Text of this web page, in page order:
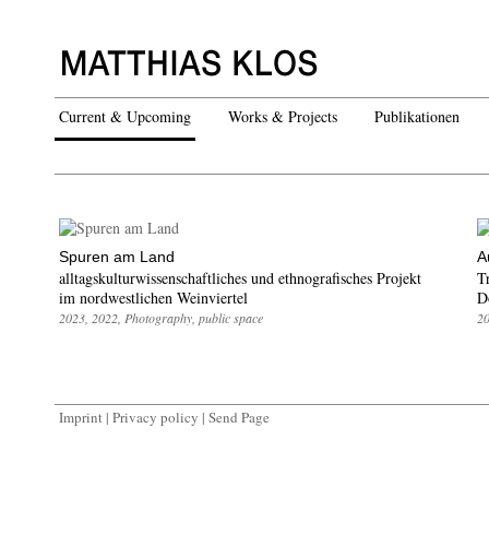
Current & Upcoming Works & Projects Publikationen
Spuren am Land
alltagskulturwissenschaftliches und ethnografisches Projekt
im nordwestlichen Weinviertel
2023 2022 Photography public space
Imprint | Privacy policy | Send Page